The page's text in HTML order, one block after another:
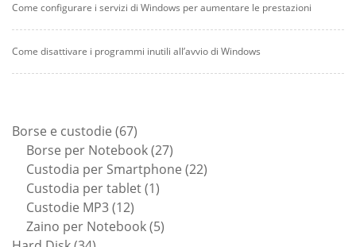
Come configurare i servizi di Windows per aumentare le prestazioni
Come disattivare i programmi inutili all’avvio di Windows
Borse e custodie 6767
prodotti
Borse per Notebook 2727
prodotti
Custodia per Smartphone 2222
Custodia per tablet 11
Custodie MP3 1212
prodotti
Zaino per Notebook 55